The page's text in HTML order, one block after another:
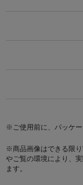
※ご使用前に、パッケー
※商品画像はできる限
やご覧の環境により、
ます。